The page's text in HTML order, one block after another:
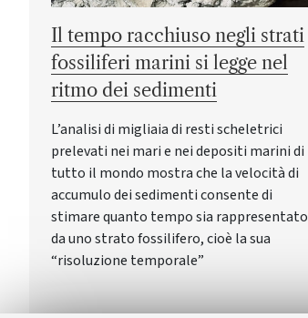
Il tempo racchiuso negli strati
fossiliferi marini si legge nel
ritmo dei sedimenti
L’analisi di migliaia di resti scheletrici
prelevati nei mari e nei depositi marini di
tutto il mondo mostra che la velocità di
accumulo dei sedimenti consente di
stimare quanto tempo sia rappresentato
da uno strato fossilifero, cioè la sua
“risoluzione temporale”